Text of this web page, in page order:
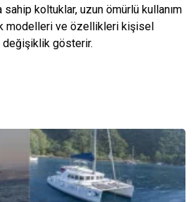
koltuklar, uzun ömürlü kullanım
modelleri ve özellikleri kişisel
değişiklik gösterir.